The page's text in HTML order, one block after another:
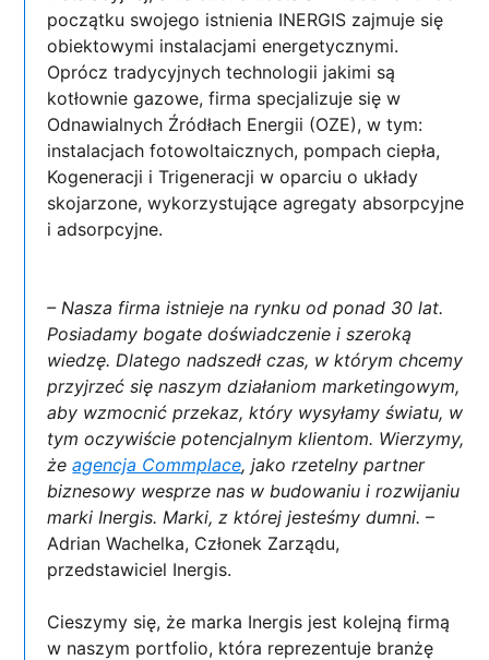
początku swojego istnienia INERGIS zajmuje się
obiektowymi instalacjami energetycznymi.
Oprócz tradycyjnych technologii jakimi są
kotłownie gazowe, firma specjalizuje się w
Odnawialnych Źródłach Energii (OZE), w tym:
instalacjach fotowoltaicznych, pompach ciepła,
Kogeneracji i Trigeneracji w oparciu o układy
skojarzone, wykorzystujące agregaty absorpcyjne
i adsorpcyjne.
– Nasza firma istnieje na rynku od ponad 30 lat.
Posiadamy bogate doświadczenie i szeroką
wiedzę. Dlatego nadszedł czas, w którym chcemy
przyjrzeć się naszym działaniom marketingowym,
aby wzmocnić przekaz, który wysyłamy światu, w
tym oczywiście potencjalnym klientom. Wierzymy,
żeagencja Commplace, jako rzetelny partner
biznesowy wesprze nas w budowaniu i rozwijaniu
marki Inergis. Marki, z której jesteśmy dumni.–
Adrian Wachelka, Członek Zarządu,
przedstawiciel Inergis.
Cieszymy się, że marka Inergis jest kolejną firmą
w naszym portfolio, która reprezentuje branżę